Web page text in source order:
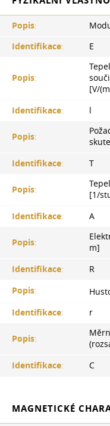
Popis:
Identifikace: E
Popis:
[V/
Identifikace:
Popis:
Identifikace: T
Popis:
[1/
Identifikace: A
Popis:
m]
Identifikace:
R
Popis:
Identifikace: r
Popis:
Identifikace: C
MAGNETICKÉ